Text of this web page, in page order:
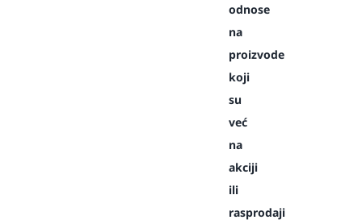
odnose
na
proizvode
koji
su
već
na
akciji
ili
rasprodaji